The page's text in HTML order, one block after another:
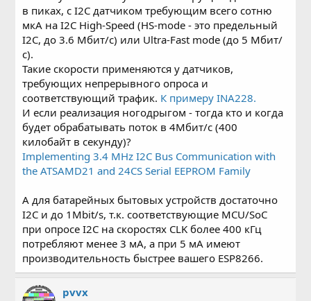
в пиках, c I2C датчиком требующим всего сотню
мкА на I2C High-Speed (HS-mode - это предельный
I2C, до 3.6 Мбит/с) или Ultra-Fast mode (до 5 Мбит/
с).
Такие скорости применяются у датчиков,
требующих непрерывного опроса и
соответствующий трафик. К примеру INA228.
И если реализация ногодрыгом - тогда кто и когда
будет обрабатывать поток в 4Мбит/c (400
килобайт в секунду)?
Implementing 3.4 MHz I2C Bus Communication with
the ATSAMD21 and 24CS Serial EEPROM Family
А для батарейных бытовых устройств достаточно
I2C и до 1Mbit/s, т.к. соответствующие MCU/SoC
при опросе I2C на скоростях CLK более 400 кГц
потребляют менее 3 мА, а при 5 мА имеют
производительность быстрее вашего ESP8266.
pvvx